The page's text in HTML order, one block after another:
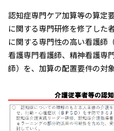
認知症専門ケア加算等の算定
に関する専門研修を修了した
に関する専門性の高い看護師
看護専門看護師、精神看護専
師）を、加算の配置要件の対